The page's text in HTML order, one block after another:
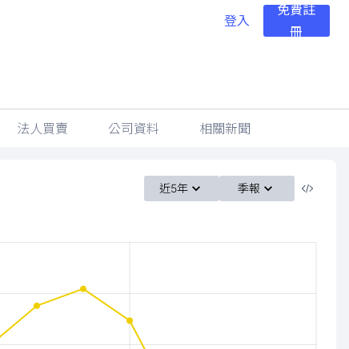
登入
免費註
冊
法人買賣 公司資料 相關新聞
近5年 季報